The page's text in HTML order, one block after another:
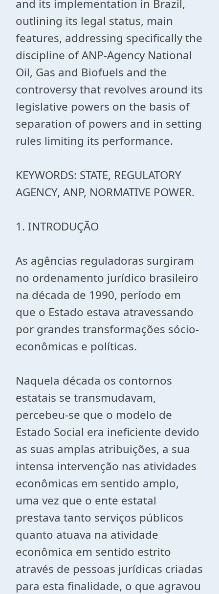
and its implementation in Brazil,
outlining its legal status, main
features, addressing specifically the
discipline of ANP-Agency National
Oil, Gas and Biofuels and the
controversy that revolves around its
legislative powers on the basis of
separation of powers and in setting
rules limiting its performance.
KEYWORDS: STATE, REGULATORY
AGENCY, ANP, NORMATIVE POWER.
1. INTRODUÇÃO
As agências reguladoras surgiram
no ordenamento jurídico brasileiro
na década de 1990, período em
que o Estado estava atravessando
por grandes transformações sócio-
econômicas e políticas.
Naquela década os contornos
estatais se transmudavam,
percebeu-se que o modelo de
Estado Social era ineficiente devido
as suas amplas atribuições, a sua
intensa intervenção nas atividades
econômicas em sentido amplo,
uma vez que o ente estatal
prestava tanto serviços públicos
quanto atuava na atividade
econômica em sentido estrito
através de pessoas jurídicas criadas
para esta finalidade, o que agravou